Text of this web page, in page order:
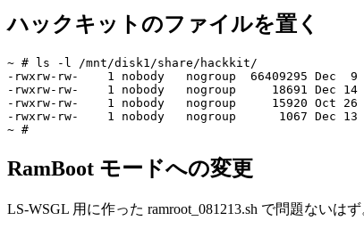
ハックキットのファイルを置く
~ # ls -l /mnt/disk1/share/hackkit/
-rwxrw-rw-    1 nobody   nogroup  66409295 Dec
-rwxrw-rw-    1 nobody   nogroup     18691 Dec 14
-rwxrw-rw-    1 nobody   nogroup     15920 Oct 26
-rwxrw-rw-    1 nobody   nogroup      1067 Dec 13
RamBoot モードへの変更
LS-WSGL 用に作った ramroot_081213.sh で問題ないはず